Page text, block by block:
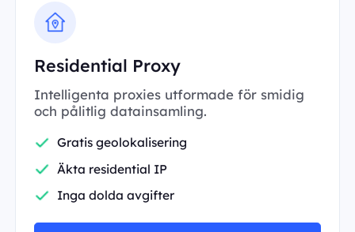
Residential Proxy
Intelligenta proxies utformade för smidig
och pålitlig datainsamling.
Gratis geolokalisering
Äkta residential IP
Inga dolda avgifter